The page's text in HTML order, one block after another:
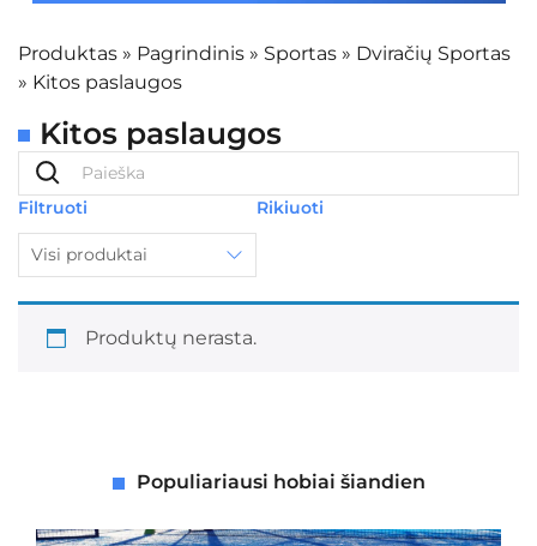
Produktas » Pagrindinis » Sportas » Dviračių Sportas
» Kitos paslaugos
Kitos paslaugos
Filtruoti
Visi produktai
Rikiuoti
Produktų nerasta.
Populiariausi hobiai šiandien